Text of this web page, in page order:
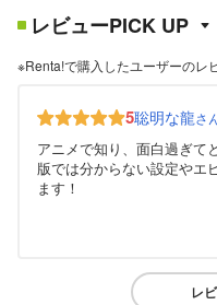
レビューPICK UP
※Renta!で購入したユーザーのレ
5聡明な龍さ
アニメで知り、面白過ぎて
版では分からない設定やエ
ます！
レ